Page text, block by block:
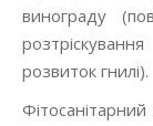
винограду
розвиток гнилі).